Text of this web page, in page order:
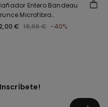
Entero Bandeau
Microfibra
€ 19,99 € -40%